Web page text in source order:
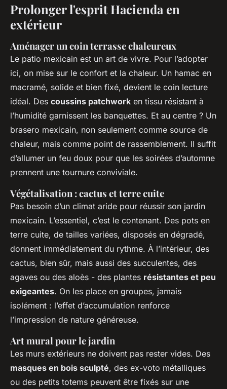
Prolonger l'esprit Hacienda en
extérieur
Aménager un coin terrasse chaleureux
Le patio mexicain est un art de vivre. Pour l’adopter
ici, on mise sur le confort et la chaleur. Un hamac en
macramé, solide et bien fixé, devient le coin lecture
idéal. Des coussins patchwork en tissu résistant à
l’humidité garnissent les banquettes. Et au centre ? Un
brasero mexicain, non seulement comme source de
chaleur, mais comme point de rassemblement. Il suffit
d’allumer un feu doux pour que les soirées d’automne
prennent une tournure conviviale.
Végétalisation : cactus et terre cuite
Pas besoin d’un climat aride pour réussir son jardin
mexicain. L’essentiel, c’est le contenant. Des pots en
terre cuite, de tailles variées, disposés en dégradé,
donnent immédiatement du rythme. À l’intérieur, des
cactus, bien sûr, mais aussi des succulentes, des
agaves ou des aloès - des plantes résistantes et peu
exigeantes. On les place en groupes, jamais
isolément : l’effet d’accumulation renforce
l’impression de nature généreuse.
Art mural pour le jardin
Les murs extérieurs ne doivent pas rester vides. Des
masques en bois sculpté, des ex-voto métalliques
ou des petits totems peuvent être fixés sur une